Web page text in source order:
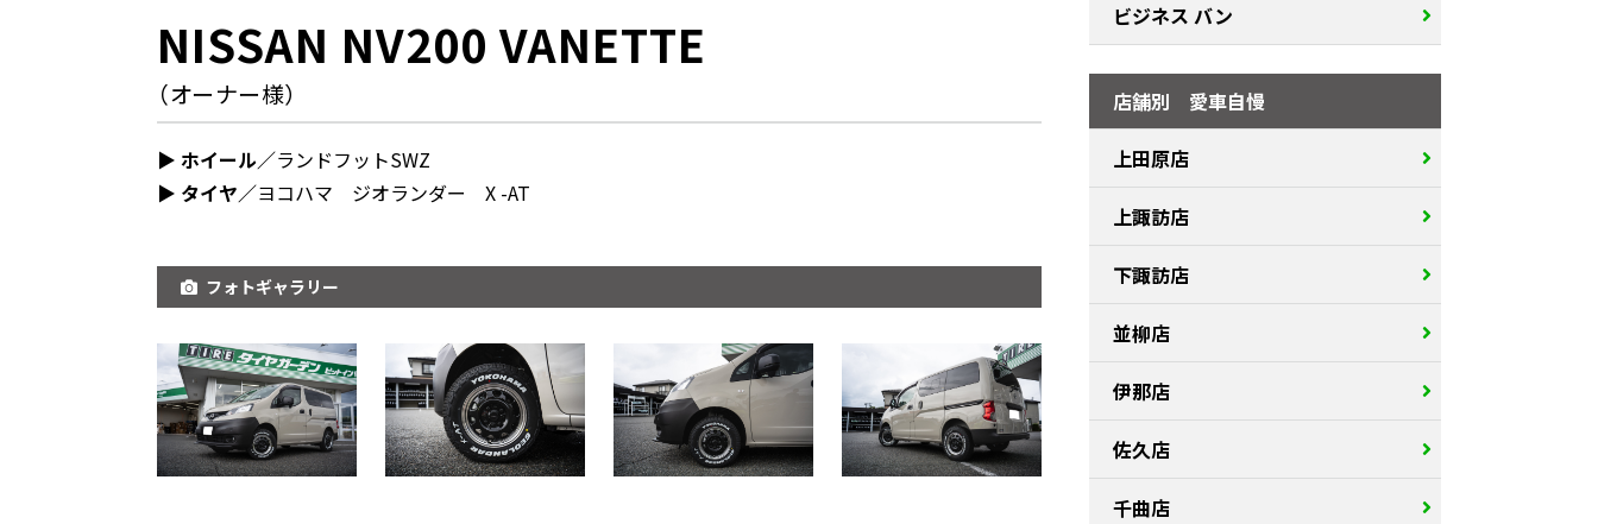
NISSAN NV200 VANETTE
（オーナー様）
▶︎ ホイール／ランドフットSWZ
▶︎ タイヤ／ヨコハマ ジオランダー X -AT
フォトギャラリー
ビジネス バン
店舗別 愛車自慢
上田原店
上諏訪店
下諏訪店
並柳店
伊那店
佐久店
千曲店